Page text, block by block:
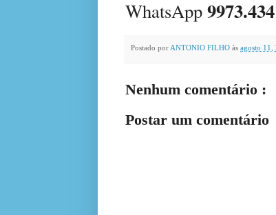
WhatsApp
Postado por ANTONIO FILHO às agosto 11,
Nenhum comentário :
Postar um comentário